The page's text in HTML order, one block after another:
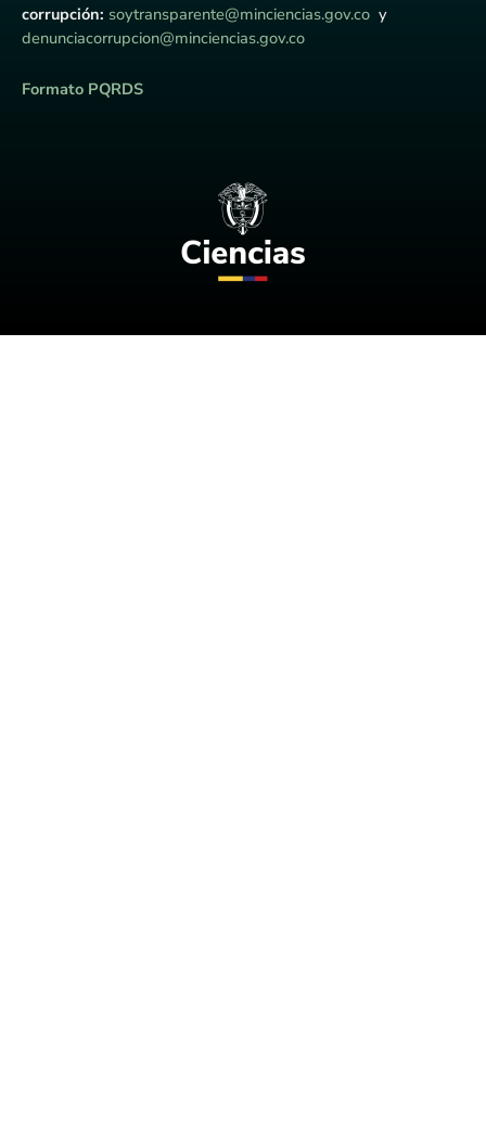
corrupción: soytransparente@minciencias.gov.co y
denunciacorrupcion@minciencias.gov.co
Formato PQRDS